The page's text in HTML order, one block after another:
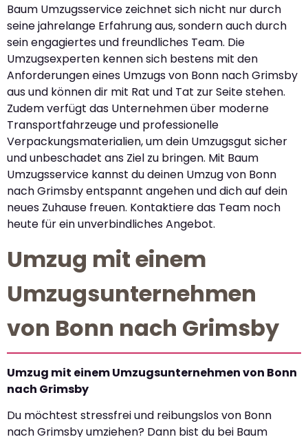
Baum Umzugsservice zeichnet sich nicht nur durch
seine jahrelange Erfahrung aus, sondern auch durch
sein engagiertes und freundliches Team. Die
Umzugsexperten kennen sich bestens mit den
Anforderungen eines Umzugs von Bonn nach Grimsby
aus und können dir mit Rat und Tat zur Seite stehen.
Zudem verfügt das Unternehmen über moderne
Transportfahrzeuge und professionelle
Verpackungsmaterialien, um dein Umzugsgut sicher
und unbeschadet ans Ziel zu bringen. Mit Baum
Umzugsservice kannst du deinen Umzug von Bonn
nach Grimsby entspannt angehen und dich auf dein
neues Zuhause freuen. Kontaktiere das Team noch
heute für ein unverbindliches Angebot.
Umzug mit einem
Umzugsunternehmen
von Bonn nach Grimsby
Umzug mit einem Umzugsunternehmen von Bonn
nach Grimsby
Du möchtest stressfrei und reibungslos von Bonn
nach Grimsby umziehen? Dann bist du bei Baum